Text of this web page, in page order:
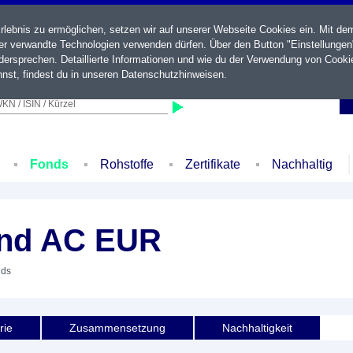
/ ISIN / Kürzel
Fonds Rohstoffe Zertifikate Nachhaltig
AC EUR
Zusammensetzung Nachhaltigkeit
zu ermöglichen, setzen wir auf unserer Webseite Cookies ein. Mit
Technologien verwenden dürfen. Über den Button
Detaillierte Informationen und wie du der Verwendung von
findest du in unseren Datenschutzhinweisen.